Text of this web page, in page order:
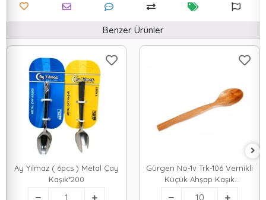
Benzer Ürünler
Ay Yılmaz ( 6pcs ) Metal Çay
Kaşık*200
Gürgen No-1v Trk-106 Vernikli
Küçük Ahşap Kaşık
23cm*10x100